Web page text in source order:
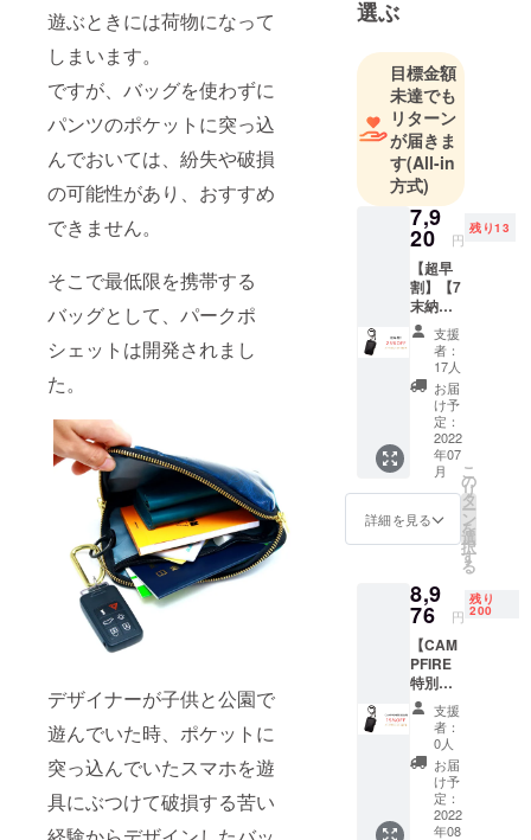
遊ぶときには荷物になって
しまいます。
ですが、バッグを使わずに
パンツのポケットに突っ込
んでおいては、紛失や破損
の可能性があり、おすすめ
できません。
そこで最低限を携帯する
バッグとして、パークポ
シェットは開発されまし
た。
デザイナーが子供と公園で
遊んでいた時、ポケットに
突っ込んでいたスマホを遊
具にぶつけて破損する苦い
ランドをス
した。
長年の使用
に耐えられ
る構造、縫
製にこだわ
り、安心し
てご愛用頂
けるものを
職人が一針
一針、心を
込めて作っ
ています。
----------------
-
【お問い合
選ぶ
目標金額
未達でも
リターン
が届きま
す(All-in
方式)
7,9
20 円
残り13
【超早
割】【7
末納
期・
25％OF
パーク
シェッ
10560
円の
25%0F
F →
7920円
ご提供
【商品
単品
9000 ＋
送料600
=
9600（
10560
）(税
込)】 ・
パーク
シェッ
支援
者：
17人
お届
け予
定：
2022
年07
月
詳細を見る
こ
の
リ
タ
ー
ン
を
選
択
す
る
8,9
76 円
残り
200
【CAM
PFIRE
特別価
格】【8
末納
期・
15％OF
パーク
シェッ
支援
者：
0人
お届
け予
定：
2022
年08